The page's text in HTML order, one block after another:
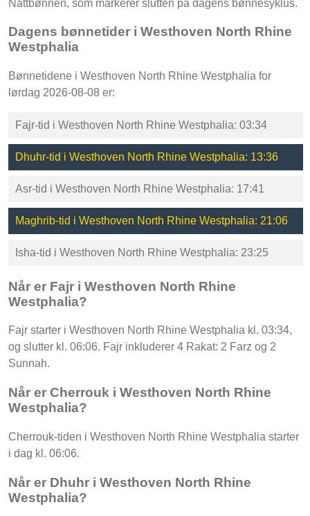
Nattbønnen, som markerer slutten på dagens bønnesyklus.
Dagens bønnetider i Westhoven North Rhine
Westphalia
Bønnetidene i Westhoven North Rhine Westphalia for
lørdag 2026-08-08 er:
Fajr-tid i Westhoven North Rhine Westphalia: 03:34
Dhuhr-tid i Westhoven North Rhine Westphalia: 13:36
Asr-tid i Westhoven North Rhine Westphalia: 17:41
Maghrib-tid i Westhoven North Rhine Westphalia: 21:06
Isha-tid i Westhoven North Rhine Westphalia: 23:25
Når er Fajr i Westhoven North Rhine
Westphalia?
Fajr starter i Westhoven North Rhine Westphalia kl. 03:34,
og slutter kl. 06:06. Fajr inkluderer 4 Rakat: 2 Farz og 2
Sunnah.
Når er Cherrouk i Westhoven North Rhine
Westphalia?
Cherrouk-tiden i Westhoven North Rhine Westphalia starter
i dag kl. 06:06.
Når er Dhuhr i Westhoven North Rhine
Westphalia?